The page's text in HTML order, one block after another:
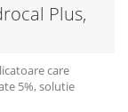
Plus,
care
5%, solutie